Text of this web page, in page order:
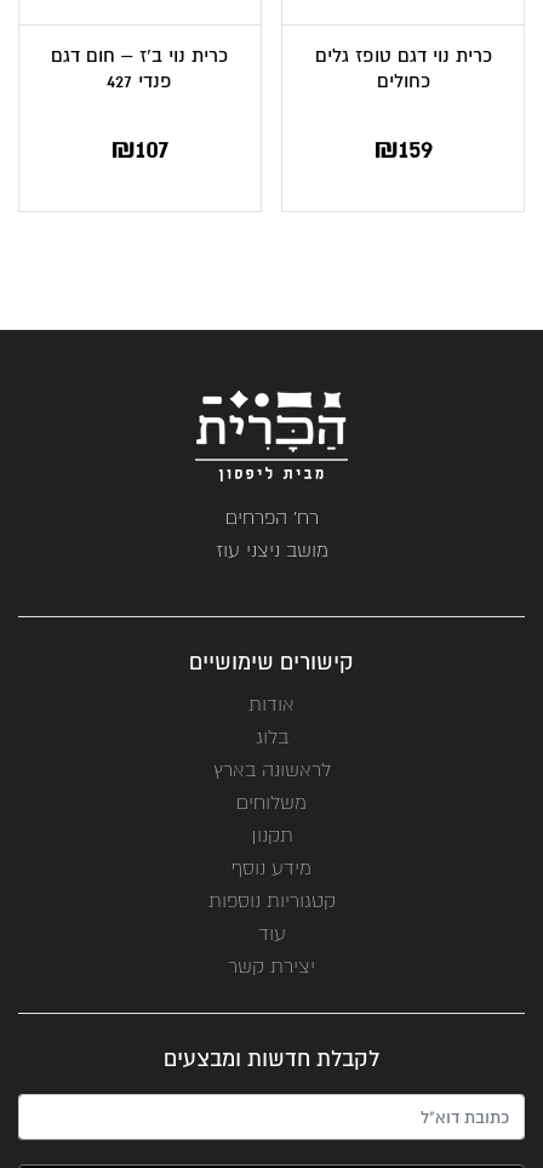
כרית נוי דגם טופז גלים
כחולים
₪159
כרית נוי ב’ז – חום דגם
פנדי 427
₪107
רח' הפרחים
מושב ניצני עוז
קישורים שימושיים
אודות
בלוג
לראשונה בארץ
משלוחים
תקנון
מידע נוסף
קטגוריות נוספות
עוד
יצירת קשר
לקבלת חדשות ומבצעים